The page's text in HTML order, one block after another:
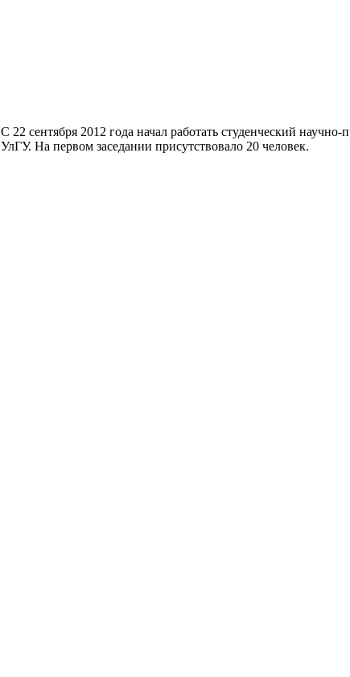
C 22 сентября 2012 года начал работать студенческий
УлГУ. На первом заседании присутствовало 20 человек.